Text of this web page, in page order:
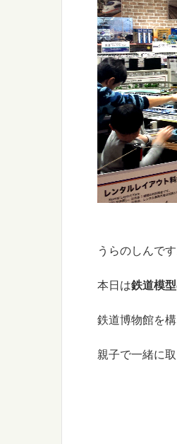
うらのしんです
本日は鉄道模型
鉄道博物館を
親子で一緒に